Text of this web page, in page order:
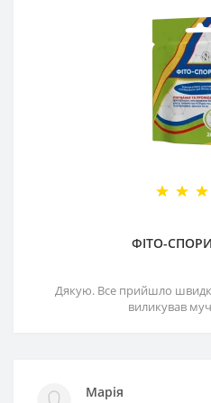
ФІТО-
Дякую. Все прийшло
виликував
Марія